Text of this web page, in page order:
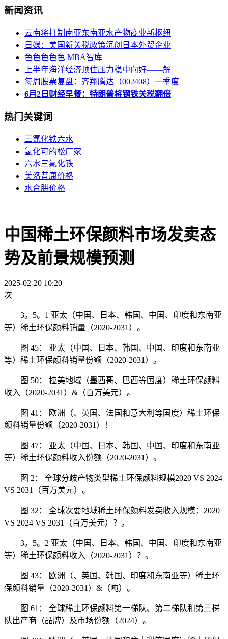
新闻资讯
云南将打制南亚东南亚水产物商业新枢纽
日媒：美国新关税政策沉创日本外贸企业
色色色色色 MBA智库
上半年海洋经济顶住压力稳中向好——解
每周股票复盘：齐翔腾达（002408）一季度
6月2日财经早餐：特朗普将钢铁关税翻倍
热门关键词
三氯化铁六水
氢化可的松厂家
六水三氯化铁
美洛昔康价格
水合肼价格
中国稀土环保颜料市场发卖态
势及前景规模预测
2025-02-20 10:20
次
3。5。1 亚太（中国、日本、韩国、中国、印度和东南亚
等）稀土环保颜料销量（2020-2031）。
图 45： 亚太（中国、日本、韩国、中国、印度和东南亚
等）稀土环保颜料销量份额（2020-2031）。
图 50： 拉美地域（墨西哥、巴西等国度）稀土环保颜料
收入（2020-2031）&（百万美元）。
图 41： 欧洲（、英国、法国和意大利等国度）稀土环保
颜料销量份额（2020-2031）！
图 47： 亚太（中国、日本、韩国、中国、印度和东南亚
等）稀土环保颜料收入份额（2020-2031）。
图 2： 全球分歧产物类型稀土环保颜料规模2020 VS 2024
VS 2031（百万美元）。
图 32： 全球次要地域稀土环保颜料发卖收入规模：2020
VS 2024 VS 2031（百万美元）？。
3。5。2 亚太（中国、日本、韩国、中国、印度和东南亚
等）稀土环保颜料收入（2020-2031）？。
图 43： 欧洲（、英国、韩国、印度和东南亚等）稀土环
保颜料销量（2020-2031）&（吨）。
图 61： 全球稀土环保颜料第一梯队、第二梯队和第三梯
队出产商（品牌）及市场份额（2024）。